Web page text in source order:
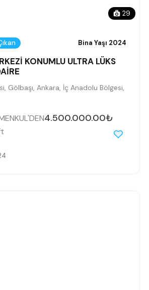
29
Bina Yaşı 2024
KONUMLU ULTRA LÜKS
Gölbaşı, Ankara, İç Anadolu Bölgesi,
4.500.000.00₺